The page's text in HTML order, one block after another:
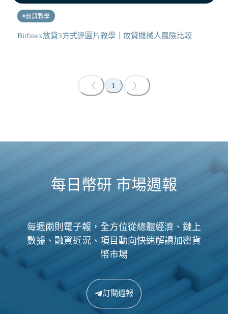
#放貸教學
Bitfinex放貸3方式連圖片教學｜放貸機械人風險比較
〈 1 〉
每日幣研 市場週報
每週兩則電子報，全方位從總體經濟、鏈上
數據、融資近況、項目動向快速解讀加密貨
幣市場
訂閱週報